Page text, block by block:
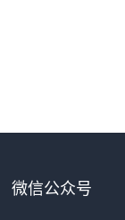
微信公众号